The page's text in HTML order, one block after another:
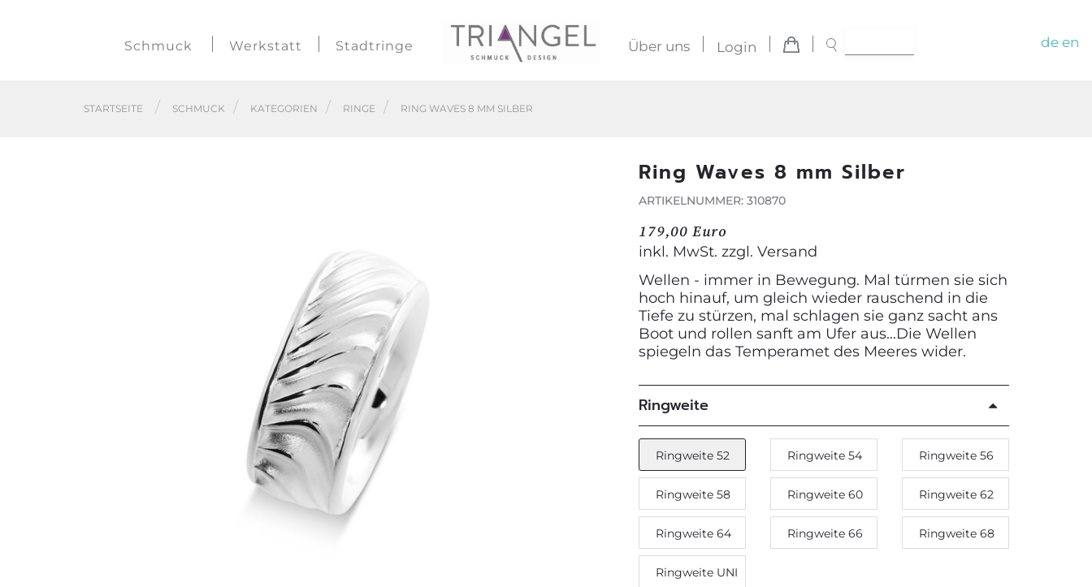
Schmuck Werkstatt Stadtringe Über uns Login de en
STARTSEITE SCHMUCK KATEGORIEN RINGE RING WAVES 8 MM SILBER
Ring Waves 8 mm Silber
ARTIKELNUMMER: 310870
179,00 Euro
inkl. MwSt. zzgl. Versand
Wellen - immer in Bewegung. Mal türmen sie sich
hoch hinauf, um gleich wieder rauschend in die
Tiefe zu stürzen, mal schlagen sie ganz sacht ans
Boot und rollen sanft am Ufer aus...Die Wellen
spiegeln das Temperamet des Meeres wider.
Ringweite
Ringweite 52 Ringweite 54 Ringweite 56
Ringweite 58 Ringweite 60 Ringweite 62
Ringweite 64 Ringweite 66 Ringweite 68
Ringweite UNI